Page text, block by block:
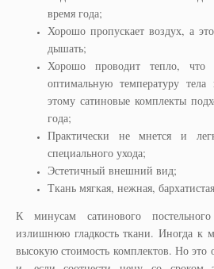
время года;
Хорошо пропускает воздух, а
дышать;
Хорошо проводит тепло, что
оптимальную температуру
этому сатиновые комплекты
года;
Практически не мнется и
специального ухода;
Эстетичный внешний вид;
Ткань мягкая, нежная,
К минусам сатинового
излишнюю гладкость ткани. Иногда к
высокую стоимость комплектов. Но это